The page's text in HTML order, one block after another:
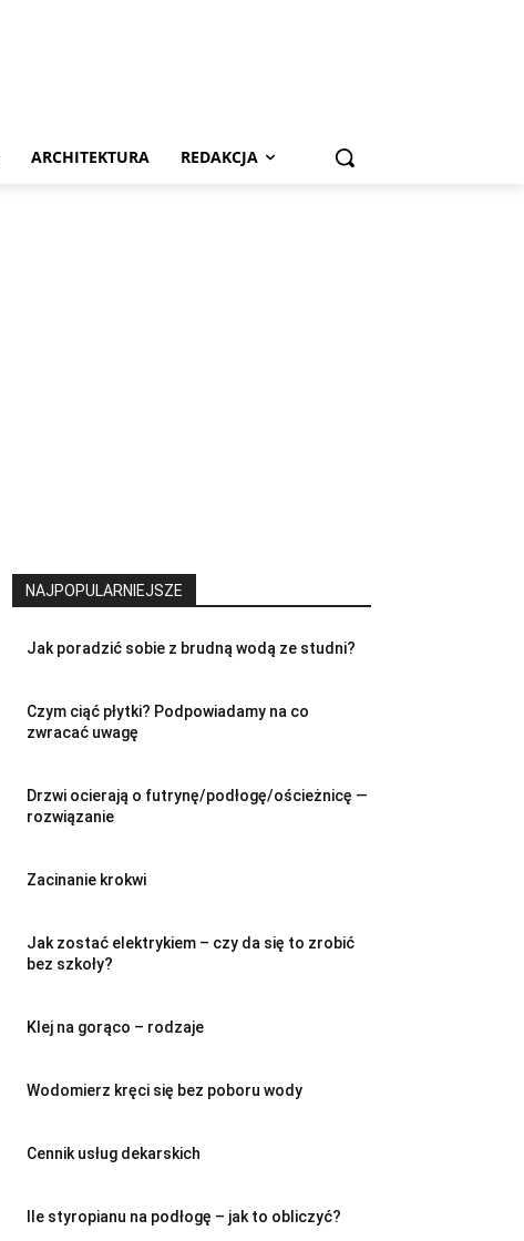
ARCHITEKTURA REDAKCJA
NAJPOPULARNIEJSZE
Jak poradzić sobie z brudną wodą ze studni?
Czym ciąć płytki? Podpowiadamy na co
zwracać uwagę
Drzwi ocierają o futrynę/podłogę/ościeżnicę —
rozwiązanie
Zacinanie krokwi
Jak zostać elektrykiem – czy da się to zrobić
bez szkoły?
Klej na gorąco – rodzaje
Wodomierz kręci się bez poboru wody
Cennik usług dekarskich
Ile styropianu na podłogę – jak to obliczyć?